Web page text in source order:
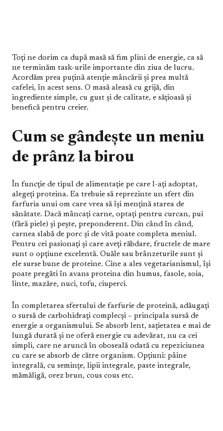
Toți ne dorim ca după masă să fim plini de energie, ca să
ne terminăm task-urile importante din ziua de lucru.
Acordăm prea puțină atenție mâncării și prea multă
cafelei, în acest sens. O masă aleasă cu grijă, din
ingrediente simple, cu gust și de calitate, e sățioasă și
benefică pentru creier.
Cum se gândește un meniu
de prânz la birou
În funcție de tipul de alimentație pe care l-ați adoptat,
alegeți proteina. Ea trebuie să reprezinte un sfert din
farfuria unui om care vrea să își mențină starea de
sănătate. Dacă mâncați carne, optați pentru curcan, pui
(fără piele) și pește, preponderent. Din când în când,
carnea slabă de porc și de vită poate completa meniul.
Pentru cei pasionați și care aveți răbdare, fructele de mare
sunt o opțiune excelentă. Ouăle sau brânzeturile sunt și
ele surse bune de proteine. Cine a ales vegetarianismul, își
poate pregăti în avans proteina din humus, fasole, soia,
linte, mazăre, nuci, tofu, ciuperci.
În completarea sfertului de farfurie de proteină, adăugați
o sursă de carbohidrați complecși – principala sursă de
energie a organismului. Se absorb lent, sațietatea e mai de
lungă durată și ne oferă energie cu adevărat, nu ca cei
simpli, care ne aruncă în oboseală odată cu repeziciunea
cu care se absorb de către organism. Opțiuni: pâine
integrală, cu semințe, lipii integrale, paste integrale,
mămăligă, orez brun, cous cous etc.